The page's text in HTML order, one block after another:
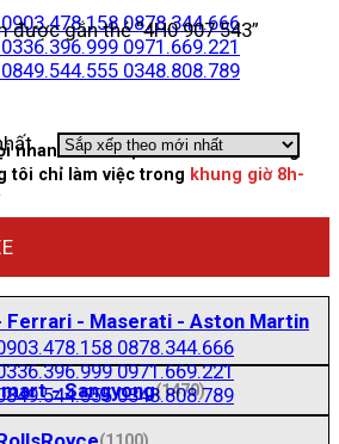
0903.478.158 0878.344.666
0336.396.999 0971.669.221
0849.544.555 0348.808.789
nhanh. Liên hệ số khác nếu không
tôi chỉ làm việc trong khung giờ 8h-
0878.344.666
0971.669.221
0348.808.789
được gắn thẻ “4H0 907 543”
Ferrari - Maserati - Aston Martin
- Sangyong(1470)